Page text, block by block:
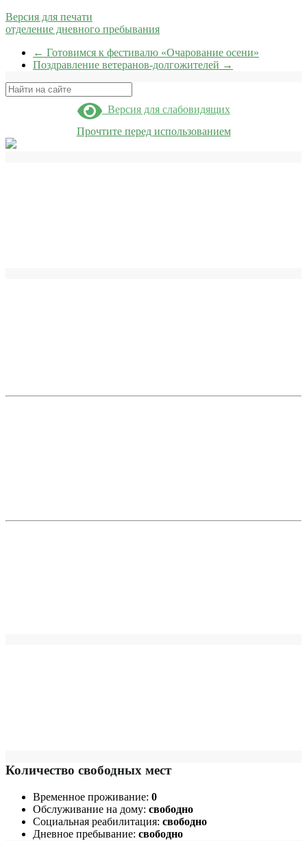
Версия для печати
отделение дневного пребывания
← Готовимся к фестивалю «Очарование осени»
Поздравление ветеранов-долгожителей →
Поиск
Версия для слабовидящих
Прочтите перед использованием
Количество свободных мест
Временное проживание: 0
Обслуживание на дому: свободно
Социальная реабилитация: свободно
Дневное пребывание: свободно